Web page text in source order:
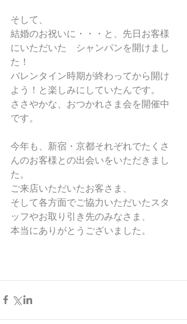
そして、
結婚のお祝いに・・・と、先日お客様
にいただいた　シャンパンを開けまし
た！
バレンタイン時期が終わってから開け
よう！と楽しみにしていたんです。
ささやかな、おつかれさま会を開催中
です。
今年も、新宿・京都それぞれでたくさ
んのお客様との出会いをいただきまし
た。
ご来店いただいたお客さま、
そして各方面でご協力いただいたスタ
ッフやお取り引き先のみなさま、
本当にありがとうございました。